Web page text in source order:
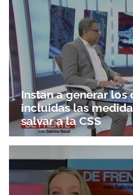
Instan a generar los
incluidas las
salvar a la CSS